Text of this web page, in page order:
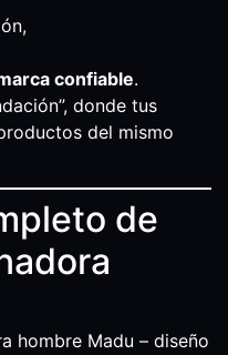
confiable.
donde tus
del mismo
de
hombre Madu – diseño